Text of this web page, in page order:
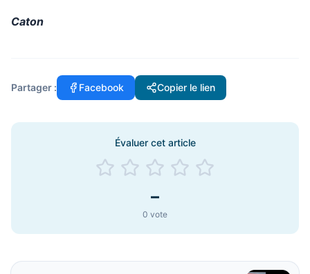
Caton
Partager : Facebook Copier le lien
Évaluer cet article
–
0 vote